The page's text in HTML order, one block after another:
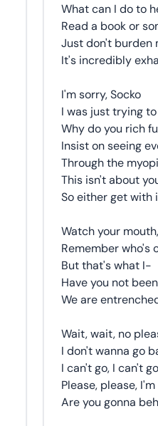
What can I do to
Read a book or
Just don't burden
It's incredibly
I'm sorry, Socko
I was just trying
Why do you rich
Insist on seeing
Through the
This isn't about
So either get with
Watch your
Remember who's
But that's what I-
Have you not
We are
Wait, wait, no
I don't wanna go
I can't go, I can't
Please, please,
Are you gonna